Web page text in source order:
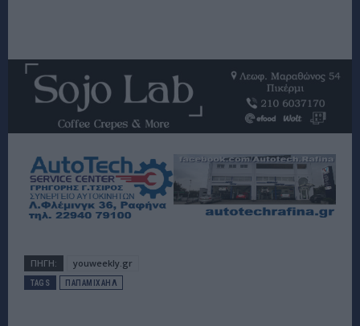
ΠΗΓΗ: youweekly.gr
TAGS ΠΑΠΑΜΙΧΑΗΛ